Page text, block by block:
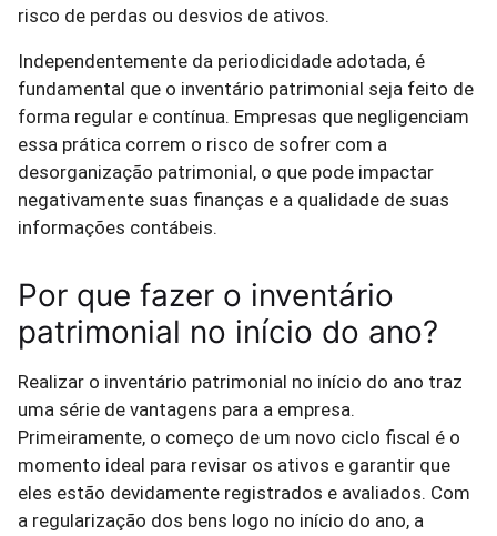
risco de perdas ou desvios de ativos.
Independentemente da periodicidade adotada, é
fundamental que o inventário patrimonial seja feito de
forma regular e contínua. Empresas que negligenciam
essa prática correm o risco de sofrer com a
desorganização patrimonial, o que pode impactar
negativamente suas finanças e a qualidade de suas
informações contábeis.
Por que fazer o inventário
patrimonial no início do ano?
Realizar o inventário patrimonial no início do ano traz
uma série de vantagens para a empresa.
Primeiramente, o começo de um novo ciclo fiscal é o
momento ideal para revisar os ativos e garantir que
eles estão devidamente registrados e avaliados. Com
a regularização dos bens logo no início do ano, a